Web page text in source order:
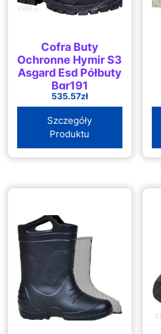
Cofra Buty
Ochronne Hymir S3
Asgard Esd Półbuty
Bgr191
535.57zł
Szczegóły
Produktu